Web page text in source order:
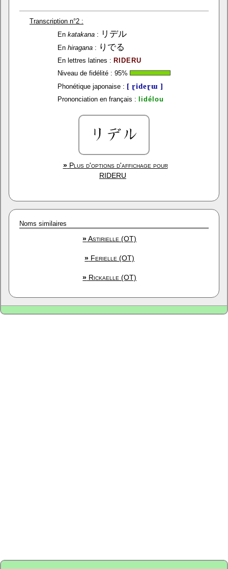
Transcription n°2 :
En katakana : リデル
En hiragana : りでる
En lettres latines : RIDERU
Niveau de fidélité : 95%
Phonétique japonaise : [ ɽideɽɯ ]
Prononciation en français : lidélou
»Plus d'options d'affichage pour
RIDERU
Noms similaires
»Astirielle (OT)
» Ferielle (OT)
» Rickaelle (OT)